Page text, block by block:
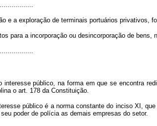
e a exploração de terminais portuários privativos,
para a incorporação ou desincorporação de bens,
interesse público, na forma em que se encontra
o art. 178 da Constituição.
público é a norma constante do inciso XI,
poder de polícia as demais empresas do setor.